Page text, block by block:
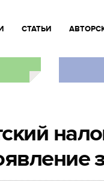
СТАТЬИ